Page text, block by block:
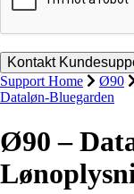
Support Home Ø90
Dataløn-Bluegarden
Ø90 –